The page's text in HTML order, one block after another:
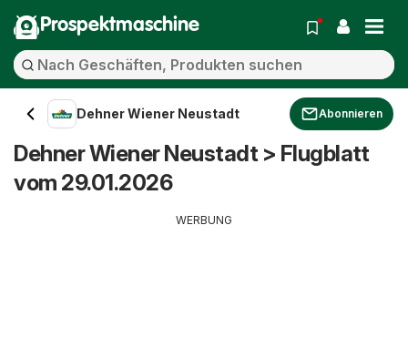
Prospektmaschine
Dehner Wiener Neustadt Abonnieren
Dehner Wiener Neustadt > Flugblatt
vom 29.01.2026
WERBUNG